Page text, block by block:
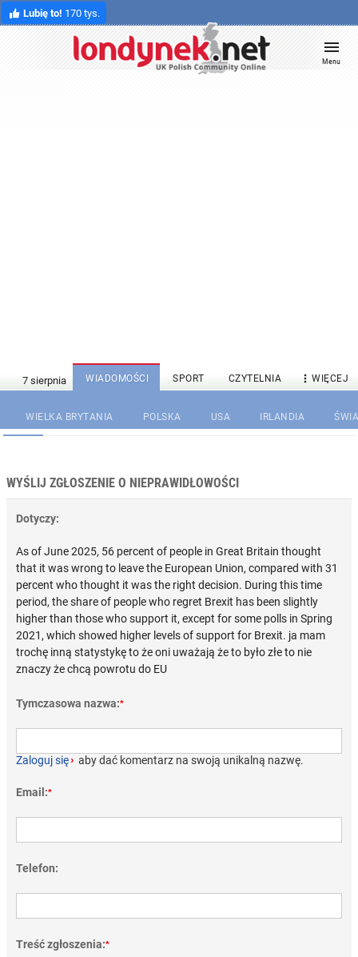
Lubię to! 170 tys.
Menu
WIADOMOŚCI SPORT CZYTELNIA  WIĘCEJ
WIELKA BRYTANIA POLSKA USA IRLANDIA
WYŚLIJ ZGŁOSZENIE O NIEPRAWIDŁOWOŚCI
Dotyczy:
As of June 2025, 56 percent of people in Great Britain thought
that it was wrong to leave the European Union, compared with 31
percent who thought it was the right decision. During this time
period, the share of people who regret Brexit has been slightly
higher than those who support it, except for some polls in Spring
2021, which showed higher levels of support for Brexit. ja mam
trochę inną statystykę to że oni uważają że to było złe to nie
znaczy że chcą powrotu do EU
Tymczasowa nazwa:*
Zaloguj się› aby dać komentarz na swoją unikalną nazwę.
Email:*
Telefon:
Treść zgłoszenia:*